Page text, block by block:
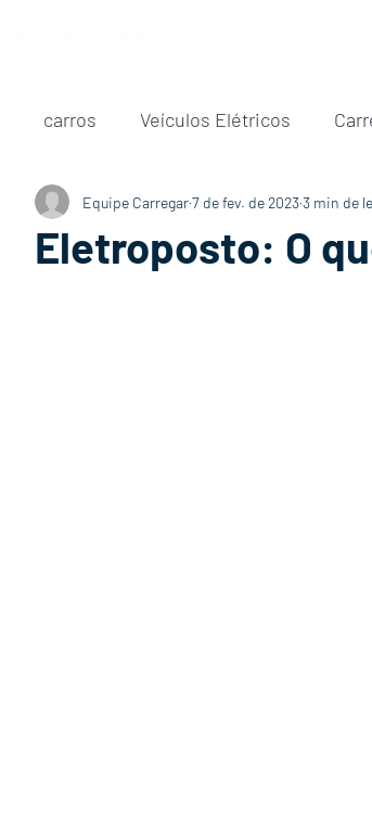
carros Veículos Elétricos
Eletroposto: O
Equipe Carregar7 de fev. de 20233 min de